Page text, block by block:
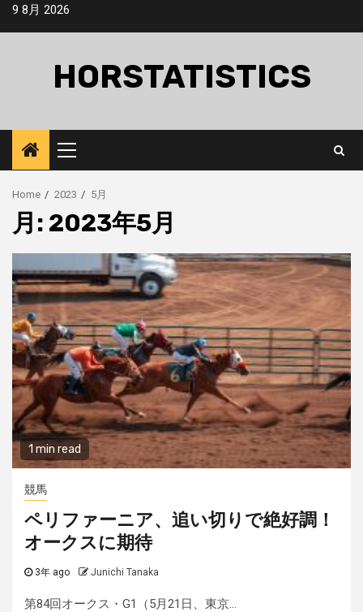
Skip9 8月 2026
HORSTATISTICS
Primary
Menu
Home 2023 5月
月: 2023年5月
1 min read
競馬
ペリファーニア、追い切りで絶好調！
オークスに期待
3年 ago Junichi Tanaka
第84回オークス・G1（5月21日、東京...